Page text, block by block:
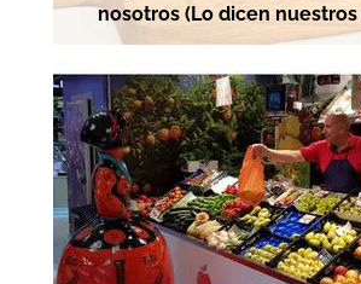
nosotros (Lo dicen